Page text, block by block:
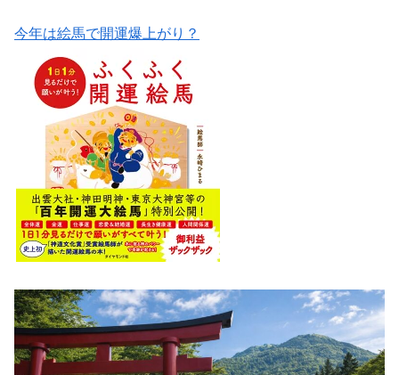
今年は絵馬で開運爆上がり？